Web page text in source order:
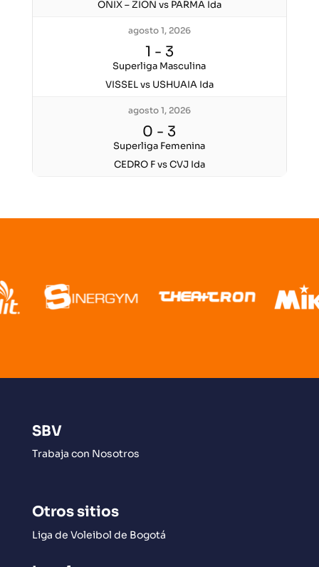
ONIX – ZION vs PARMA Ida
agosto 1, 2026
1 - 3
Superliga Masculina
VISSEL vs USHUAIA Ida
agosto 1, 2026
0 - 3
Superliga Femenina
CEDRO F vs CVJ Ida
SBV
Trabaja con Nosotros
Otros sitios
Liga de Voleibol de Bogotá